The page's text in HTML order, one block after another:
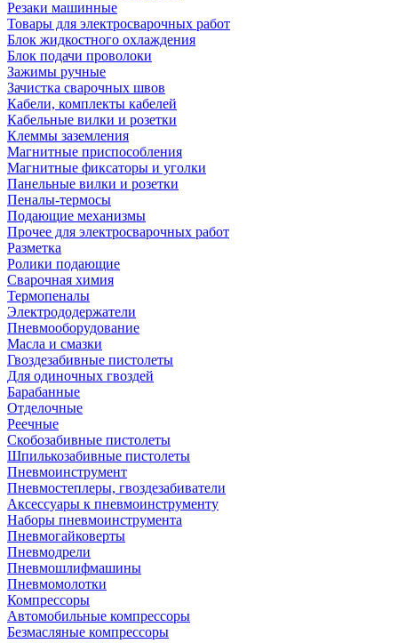
Резаки машинные
Товары для электросварочных работ
Блок жидкостного охлаждения
Блок подачи проволоки
Зажимы ручные
Зачистка сварочных швов
Кабели, комплекты кабелей
Кабельные вилки и розетки
Клеммы заземления
Магнитные приспособления
Магнитные фиксаторы и уголки
Панельные вилки и розетки
Пеналы-термосы
Подающие механизмы
Прочее для электросварочных работ
Разметка
Ролики подающие
Сварочная химия
Термопеналы
Электрододержатели
Пневмооборудование
Масла и смазки
Гвоздезабивные пистолеты
Для одиночных гвоздей
Барабанные
Отделочные
Реечные
Скобозабивные пистолеты
Шпилькозабивные пистолеты
Пневмоинструмент
Пневмостеплеры, гвоздезабиватели
Аксессуары к пневмоинструменту
Наборы пневмоинструмента
Пневмогайковерты
Пневмодрели
Пневмошлифмашины
Пневмомолотки
Компрессоры
Автомобильные компрессоры
Безмасляные компрессоры